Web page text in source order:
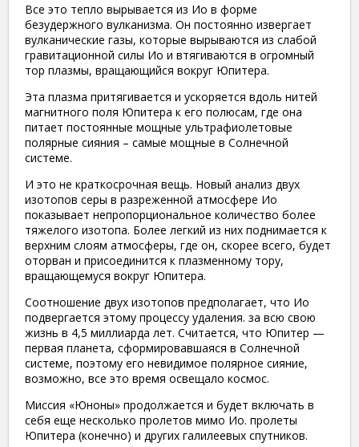
Все это тепло вырывается из Ио в форме
безудержного вулканизма. Он постоянно извергает
вулканические газы, которые вырываются из слабой
гравитационной силы Ио и втягиваются в огромный
тор плазмы, вращающийся вокруг Юпитера.
Эта плазма притягивается и ускоряется вдоль нитей
магнитного поля Юпитера к его полюсам, где она
питает постоянные мощные ультрафиолетовые
полярные сияния – самые мощные в Солнечной
системе.
И это не краткосрочная вещь. Новый анализ двух
изотопов серы в разреженной атмосфере Ио
показывает непропорциональное количество более
тяжелого изотопа. Более легкий из них поднимается к
верхним слоям атмосферы, где он, скорее всего, будет
оторван и присоединится к плазменному тору,
вращающемуся вокруг Юпитера.
Соотношение двух изотопов предполагает, что Ио
подвергается этому процессу удаления. за всю свою
жизнь в 4,5 миллиарда лет. Считается, что Юпитер —
первая планета, сформировавшаяся в Солнечной
системе, поэтому его невидимое полярное сияние,
возможно, все это время освещало космос.
Миссия «Юноны» продолжается и будет включать в
себя еще несколько пролетов мимо Ио. пролеты
Юпитера (конечно) и других галилеевых спутников.